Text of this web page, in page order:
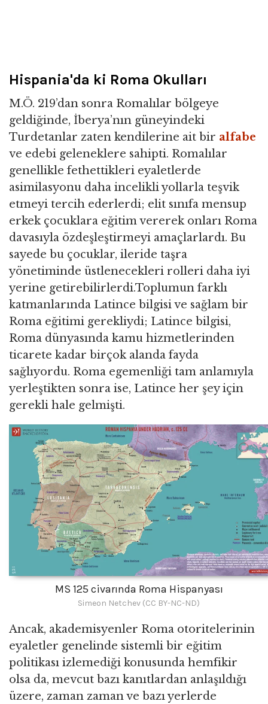
Hispania'da ki Roma Okulları
M.Ö. 219’dan sonra Romalılar bölgeye
geldiğinde, İberya’nın güneyindeki
Turdetanlar zaten kendilerine ait bir alfabe
ve edebi geleneklere sahipti. Romalılar
genellikle fethettikleri eyaletlerde
asimilasyonu daha incelikli yollarla teşvik
etmeyi tercih ederlerdi; elit sınıfa mensup
erkek çocuklara eğitim vererek onları Roma
davasıyla özdeşleştirmeyi amaçlarlardı. Bu
sayede bu çocuklar, ileride taşra
yönetiminde üstlenecekleri rolleri daha iyi
yerine getirebilirlerdi.Toplumun farklı
katmanlarında Latince bilgisi ve sağlam bir
Roma eğitimi gerekliydi; Latince bilgisi,
Roma dünyasında kamu hizmetlerinden
ticarete kadar birçok alanda fayda
sağlıyordu. Roma egemenliği tam anlamıyla
yerleştikten sonra ise, Latince her şey için
gerekli hale gelmişti.
MS 125 civarında Roma Hispanyası
Simeon Netchev (CC BY-NC-ND)
Ancak, akademisyenler Roma otoritelerinin
eyaletler genelinde sistemli bir eğitim
politikası izlemediği konusunda hemfikir
olsa da, mevcut bazı kanıtlardan anlaşıldığı
üzere, zaman zaman ve bazı yerlerde